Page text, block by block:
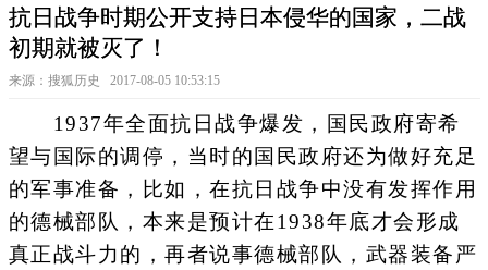
抗日战争时期公开支持日本侵华的国家，二战
初期就被灭了！
来源：搜狐历史 2017-08-05 10:53:15
1937年全面抗日战争爆发，国民政府寄希
望与国际的调停，当时的国民政府还为做好充足
的军事准备，比如，在抗日战争中没有发挥作用
的德械部队，本来是预计在1938年底才会形成
真正战斗力的，再者说事德械部队，武器装备严